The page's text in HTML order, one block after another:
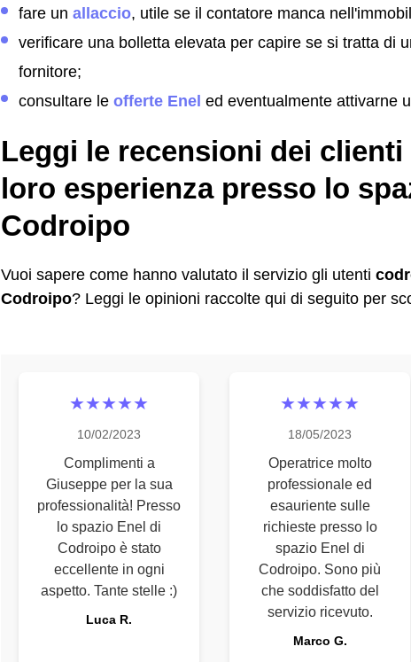
fare un allaccio, utile se il contatore manca
verificare una bolletta elevata per capire se si tratta di
fornitore;
consultare le offerte Enel ed eventualmente attivarne
Leggi le recensioni dei
loro esperienza presso lo
Codroipo
Vuoi sapere come hanno valutato il servizio gli utenti
Codroipo? Leggi le opinioni raccolte qui di seguito per
★★★★★
10/02/2023
Complimenti a
Giuseppe per la sua
professionalità! Presso
lo spazio Enel di
Codroipo è stato
eccellente in ogni
aspetto. Tante stelle :)
Luca R.
★★★★★
18/05/2023
Operatrice molto
professionale ed
esauriente sulle
richieste presso lo
spazio Enel di
Codroipo. Sono più
che soddisfatto del
servizio ricevuto.
Marco G.